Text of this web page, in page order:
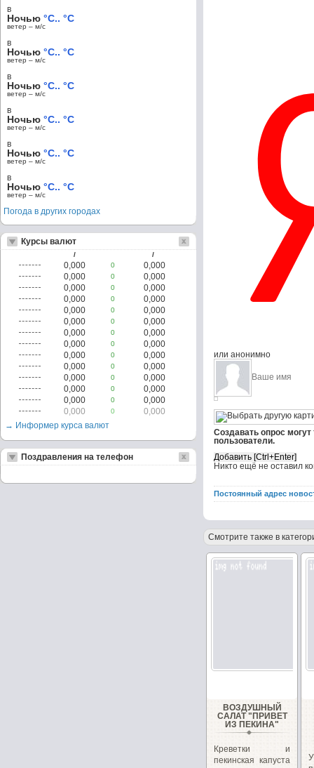
или анонимно
Создавать опрос
пользователи.
Никто ещё не оставил
Постоянный адрес
Смотрите также в
ВОЗДУШНЫЙ
САЛАТ "ПРИВЕТ
ИЗ ПЕКИНА"
Креветки и
пекинская капуста
в
Ночью °C.. °C
ветер – м/c
в
Ночью °C.. °C
ветер – м/c
в
Ночью °C.. °C
ветер – м/c
в
Ночью °C.. °C
ветер – м/c
в
Ночью °C.. °C
ветер – м/c
в
Ночью °C.. °C
ветер – м/c
Погода в других городах
Курсы валют
/ /
0,000 0
0,000
0,000
0
0,000
0,000
0
0,000
0,000
0
0,000
0,000
0
0,000
0,000
0
0,000
0,000
0
0,000
0,000
0
0,000
0,000
0
0,000
0,000
0
0,000
0,000
0
0,000
0,000
0
0,000
0,000
0
0,000
0,000
0
0,000
→ Информер курса валют
Поздравления на телефон